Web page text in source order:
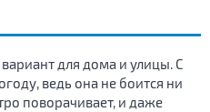
для дома и улицы. С
ведь она не боится ни
поворачивает, и даже